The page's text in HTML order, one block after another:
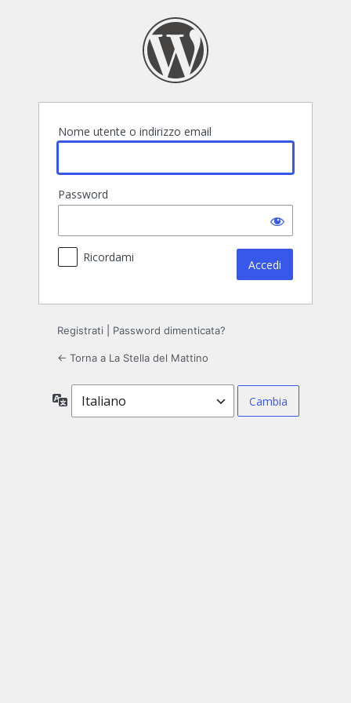
Nome utente o indirizzo email
Password
Ricordami
Registrati Password dimenticata?
← Torna a La Stella del Mattino
Lingua